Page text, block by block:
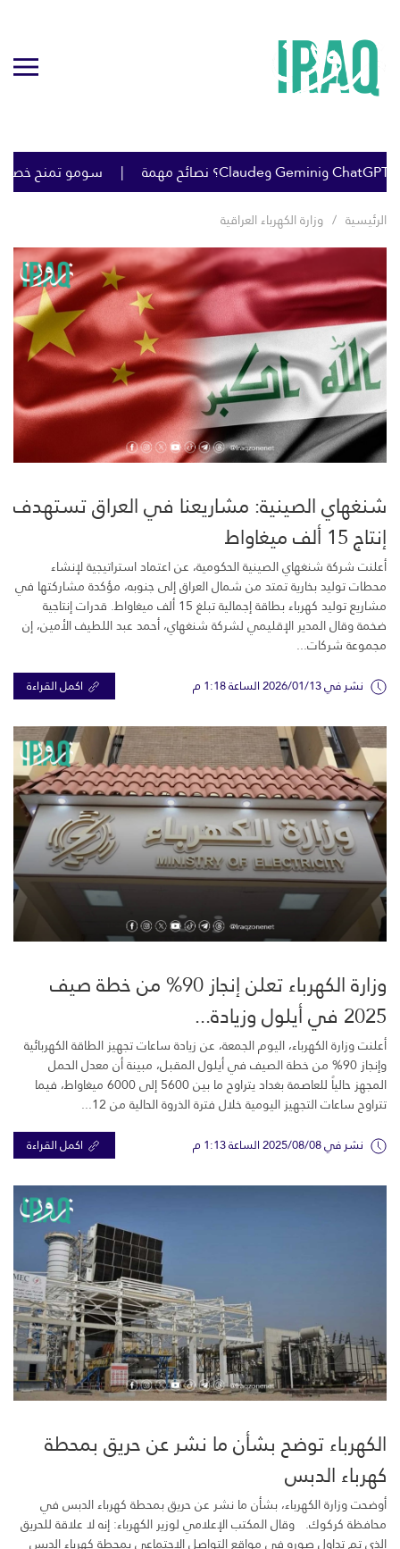
سومو تمنح خصومات
الرئيسية وزارة الكهرباء العراقية
شنغهاي الصينية: مشاريعنا في العراق تستهدف
إنتاج 15 ألف ميغاواط
أعلنت شركة شنغهاي الصينية الحكومية، عن اعتماد استراتيجية لإنشاء
محطات توليد بخارية تمتد من شمال العراق إلى جنوبه، مؤكدة مشاركتها في
مشاريع توليد كهرباء بطاقة إجمالية تبلغ 15 ألف ميغاواط. قدرات إنتاجية
ضخمة وقال المدير الإقليمي لشركة شنغهاي، أحمد عبد اللطيف الأمين، إن
مجموعة شركات...
نشر في 2026/01/13 الساعة 1:18 م اكمل القراءة
وزارة الكهرباء تعلن إنجاز 90% من خطة صيف
2025 في أيلول وزيادة...
أعلنت وزارة الكهرباء، اليوم الجمعة، عن زيادة ساعات تجهيز الطاقة الكهربائية
وإنجاز 90% من خطة الصيف في أيلول المقبل، مبينة أن معدل الحمل
المجهز حالياً للعاصمة بغداد يتراوح ما بين 5600 إلى 6000 ميغاواط، فيما
تتراوح ساعات التجهيز اليومية خلال فترة الذروة الحالية من 12...
نشر في 2025/08/08 الساعة 1:13 م اكمل القراءة
الكهرباء توضح بشأن ما نشر عن حريق بمحطة
كهرباء الدبس
أوضحت وزارة الكهرباء، بشأن ما نشر عن حريق بمحطة كهرباء الدبس في
محافظة كركوك. وقال المكتب الإعلامي لوزير الكهرباء: إنه لا علاقة للحريق
الذي تم تداول صوره في مواقع التواصل الاجتماعي بمحطة كهرباء الدبس